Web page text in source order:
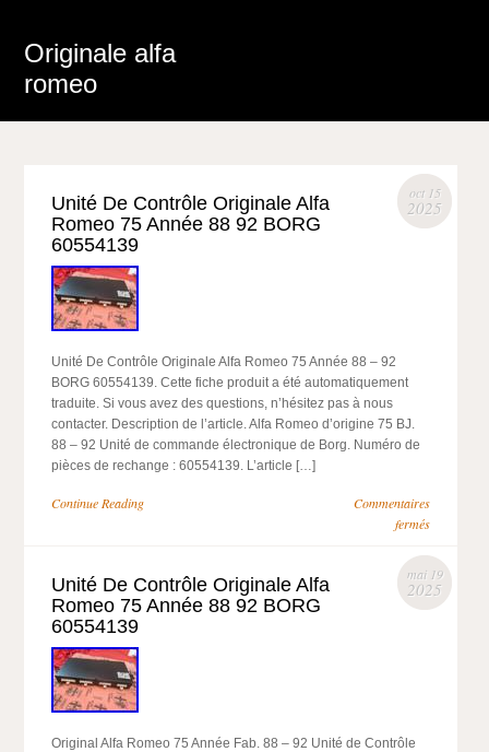
Originale alfa
romeo
oct 15
2025
Unité De Contrôle Originale Alfa
Romeo 75 Année 88 92 BORG
60554139
Unité De Contrôle Originale Alfa Romeo 75 Année 88 – 92
BORG 60554139. Cette fiche produit a été automatiquement
traduite. Si vous avez des questions, n’hésitez pas à nous
contacter. Description de l’article. Alfa Romeo d’origine 75 BJ.
88 – 92 Unité de commande électronique de Borg. Numéro de
pièces de rechange : 60554139. L’article […]
Continue Reading
Commentaires
fermés
mai 19
2025
Unité De Contrôle Originale Alfa
Romeo 75 Année 88 92 BORG
60554139
Original Alfa Romeo 75 Année Fab. 88 – 92 Unité de Contrôle